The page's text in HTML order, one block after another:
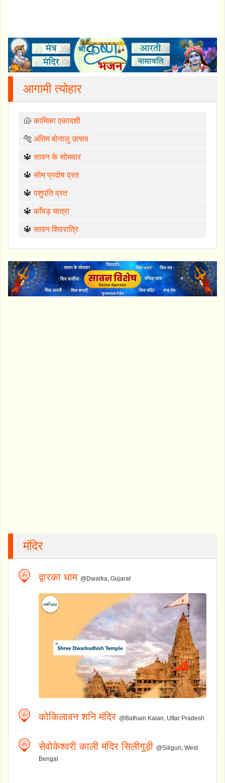
आगामी त्योहार
🐚कामिका एकादशी
🐅 अंतिम बोनालु उत्सव
🔱सावन के सोमवार
🔱सोम प्रदोष व्रत
🔱पशुपति व्रत
🔱काँवड़ यात्रा
🔱सावन शिवरात्रि
मंदिर
द्वारका धाम @Dwarka, Gujarat
कोकिलावन शनि मंदिर @Bathain Kalan, Uttar Pradesh
सेवोकेश्वरी काली मंदिर सिलीगुड़ी @Siliguri, West
Bengal